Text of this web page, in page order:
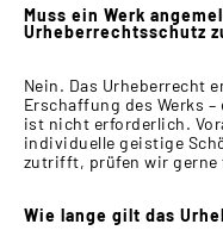
Muss ein Werk
Urheberrechtsschutz
Nein. Das Urheberrecht
Erschaffung des Werks
ist nicht erforderlich.
individuelle geistige
zutrifft, prüfen wir gerne
Wie lange gilt das